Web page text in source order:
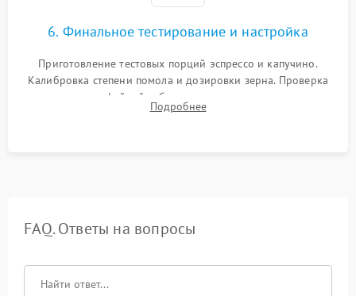
6. Финальное тестирование и настройка
Приготовление тестовых порций эспрессо и капучино.
Калибровка степени помола и дозировки зерна. Проверка
плотности кофейной таблетки, температуры напитка и
качества молочной пены. Контроль отсутствия посторонних
Подробнее
FAQ. Ответы на вопросы